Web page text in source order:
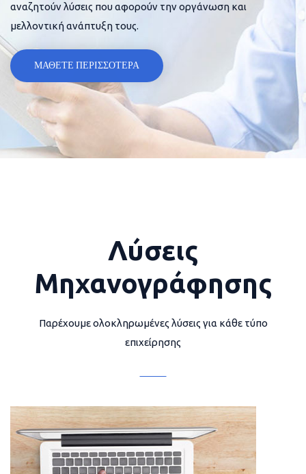
αναζητούν λύσεις που αφορούν την οργάνωση και
μελλοντική ανάπτυξη τους.
ΜΑΘΕΤΕ ΠΕΡΙΣΣΟΤΕΡΑ
Λύσεις
Μηχανογράφησης
Παρέχουμε ολοκληρωμένες λύσεις για κάθε τύπο
επιχείρησης